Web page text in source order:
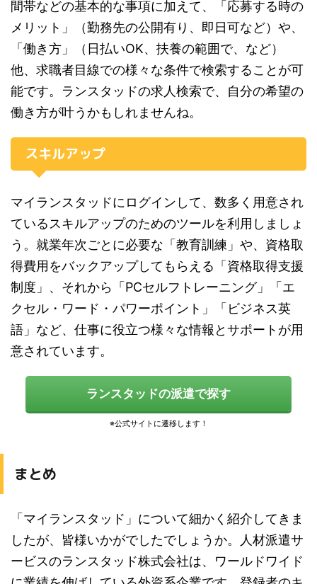
間帯などの基本的な事項に加えて、「応募する時の
メリット」（勤務先の公開有り、即日可など）や、
「働き方」（日払いOK、扶養の範囲で、など）
他、求職者目線での様々な条件で検索することが可
能です。ランスタッドの求人検索で、自分の希望の
働き方が叶うかもしれませんね。
スキルアップ
マイランスタッドにログインして、数多く用意され
ているスキルアップのためのツールを利用しましょ
う。就業年次ごとに必要な「教育訓練」や、資格取
得費用をバックアップしてもらえる「資格取得支援
制度」、それから「PCセルフトレーニング」「エ
クセル・ワード・パワーポイント」「ビジネス英
語」など、仕事に役立つ様々な情報とサポートが用
意されています。
ランスタッドの派遣で探す
まとめ
「マイランスタッド」について細かく紹介してきま
したが、皆様いかがでしたでしょうか。人材派遣サ
ービスのランスタッド株式会社は、ワールドワイド